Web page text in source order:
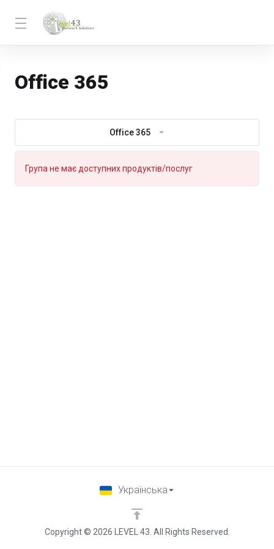
Office 365
Office 365
Група не має доступних продуктів/послуг
Copyright © 2026 LEVEL 43. All Rights Reserved.
Українська